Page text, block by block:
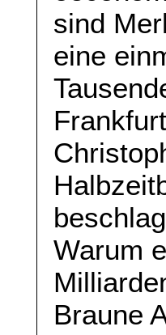
sind
eine
Warum
Braune